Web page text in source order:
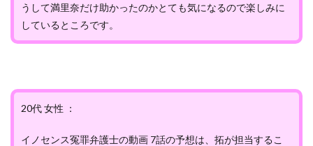
うして満里奈だけ助かったのかとても気になるので楽しみに
しているところです。
20代 女性 ：
イノセンス冤罪弁護士の動画 7話の予想は、拓が担当するこ